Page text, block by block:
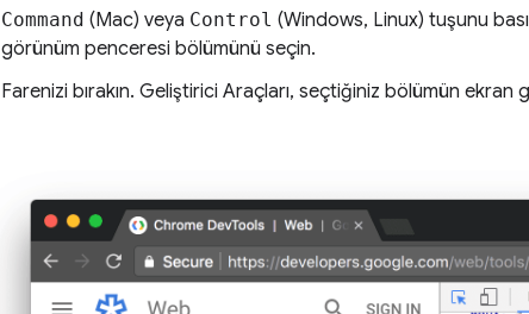
Command (Mac) veya Control (Windows, Linux) tuşunu
görünüm penceresi bölümünü seçin.
Farenizi bırakın. Geliştirici Araçları, seçtiğiniz bölümün ekran